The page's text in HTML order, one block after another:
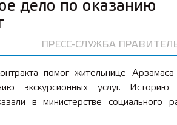
дело по оказанию
ПРЕСС-СЛУЖБА
помог жительнице Арзамаса
экскурсионных услуг. Историю
в министерстве социального